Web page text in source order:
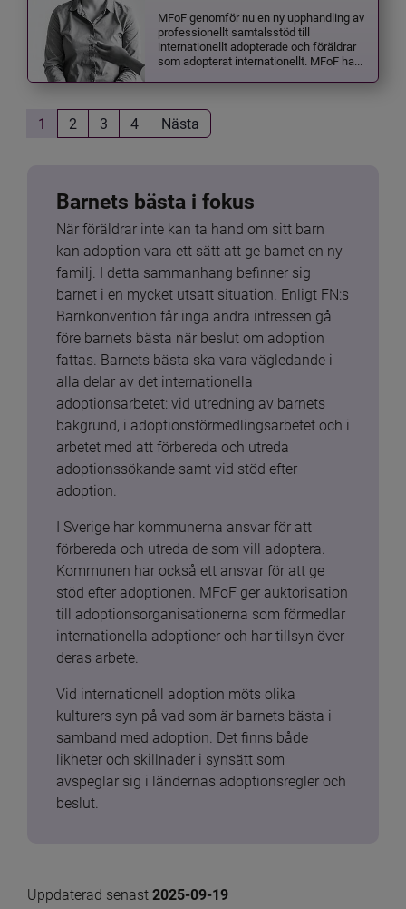
MFoF genomför nu en ny upphandling av
professionellt samtalsstöd till
internationellt adopterade och föräldrar
som adopterat internationellt. MFoF ha...
1 2 3 4 Nästa
Barnets bästa i fokus
När föräldrar inte kan ta hand om sitt barn
kan adoption vara ett sätt att ge barnet en ny
familj. I detta sammanhang befinner sig
barnet i en mycket utsatt situation. Enligt FN:s
Barnkonvention får inga andra intressen gå
före barnets bästa när beslut om adoption
fattas. Barnets bästa ska vara vägledande i
alla delar av det internationella
adoptionsarbetet: vid utredning av barnets
bakgrund, i adoptionsförmedlingsarbetet och i
arbetet med att förbereda och utreda
adoptionssökande samt vid stöd efter
adoption.
I Sverige har kommunerna ansvar för att
förbereda och utreda de som vill adoptera.
Kommunen har också ett ansvar för att ge
stöd efter adoptionen. MFoF ger auktorisation
till adoptionsorganisationerna som förmedlar
internationella adoptioner och har tillsyn över
deras arbete.
Vid internationell adoption möts olika
kulturers syn på vad som är barnets bästa i
samband med adoption. Det finns både
likheter och skillnader i synsätt som
avspeglar sig i ländernas adoptionsregler och
beslut.
Uppdaterad senast 2025-09-19